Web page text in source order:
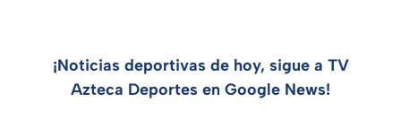
¡Noticias deportivas de hoy, sigue a TV
Azteca Deportes en Google News!